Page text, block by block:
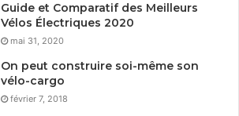
Guide et Comparatif des Meilleurs
Vélos Électriques 2020
mai 31, 2020
On peut construire soi-même son
vélo-cargo
février 7, 2018